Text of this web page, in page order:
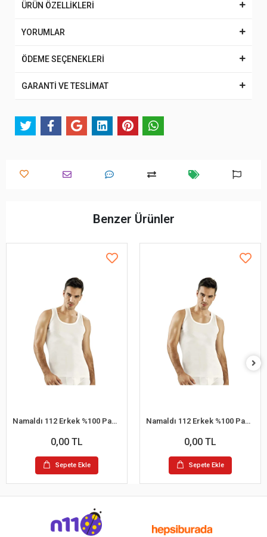
ÜRÜN ÖZELLİKLERİ
YORUMLAR
ÖDEME SEÇENEKLERİ
GARANTİ VE TESLİMAT
Benzer Ürünler
Namaldı 112 Erkek %100 Pamuk Atlet L 6'lı Paket
0,00 TL
Sepete Ekle
Namaldı 112 Erkek %100 Pamuk Atlet S 6'lı Paket
0,00 TL
Sepete Ekle